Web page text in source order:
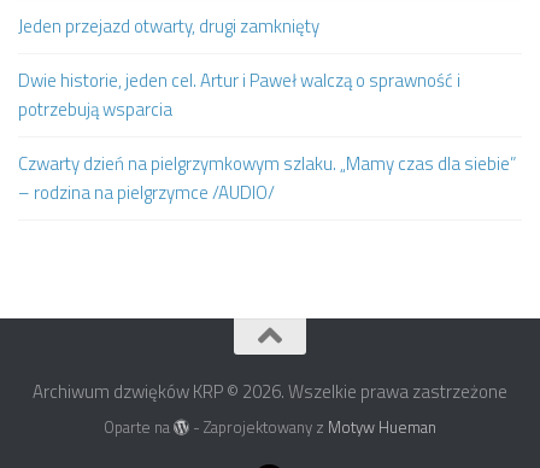
Jeden przejazd otwarty, drugi zamknięty
Dwie historie, jeden cel. Artur i Paweł walczą o sprawność i
potrzebują wsparcia
Czwarty dzień na pielgrzymkowym szlaku. „Mamy czas dla siebie”
– rodzina na pielgrzymce /AUDIO/
Archiwum dzwięków KRP © 2026. Wszelkie prawa zastrzeżone
Oparte na - Zaprojektowany z Motyw Hueman